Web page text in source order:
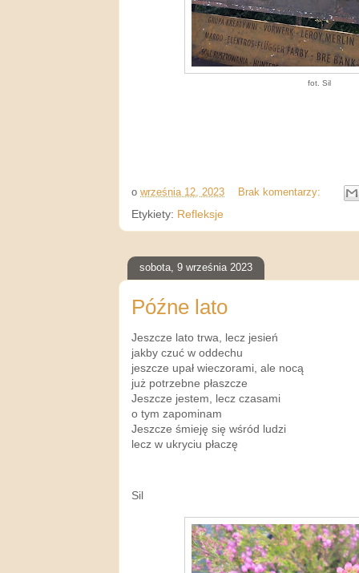
fot. Sil
o września 12, 2023
Brak komentarzy:
Etykiety: Refleksje
sobota, 9 września 2023
Późne lato
Jeszcze lato trwa, lecz jesień
jakby czuć w oddechu
jeszcze upał wieczorami, ale nocą
już potrzebne płaszcze
Jeszcze jestem, lecz czasami
o tym zapominam
Jeszcze śmieję się wśród ludzi
lecz w ukryciu płaczę
Sil